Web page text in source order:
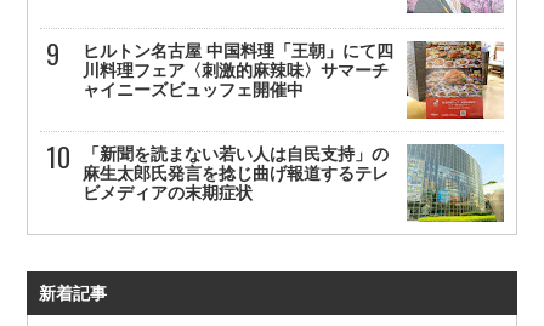
ヒルトン名古屋 中国料理「王朝」にて四
川料理フェア〈刺激的麻辣味〉サマーチ
ャイニーズビュッフェ開催中
「新聞を読まない若い人は自民支持」の
麻生太郎氏発言を捻じ曲げ報道するテレ
ビメディアの末期症状
新着記事